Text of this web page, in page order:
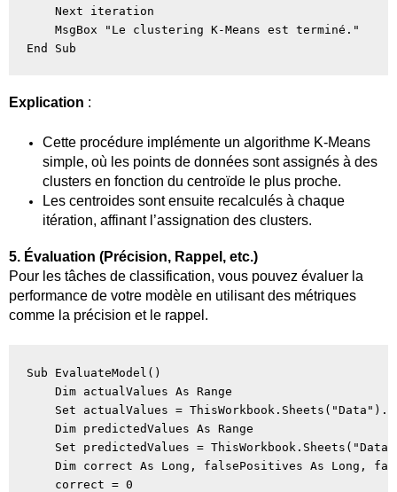
    Next iteration
    MsgBox "Le clustering K-Means est terminé."
Explication :
Cette procédure implémente un algorithme K-Means
simple, où les points de données sont assignés à des
clusters en fonction du centroïde le plus proche.
Les centroides sont ensuite recalculés à chaque
itération, affinant l’assignation des clusters.
5. Évaluation (Précision, Rappel, etc.)
Pour les tâches de classification, vous pouvez évaluer la
performance de votre modèle en utilisant des métriques
comme la précision et le rappel.
Sub EvaluateModel()
    Dim actualValues As Range
Set actualValues =
    Dim predictedValues As Range
Set predictedValues =
Dim correct As Long, falsePositives As Long,
    correct = 0